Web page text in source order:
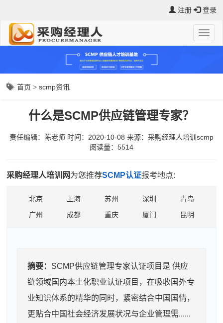
注册 登录
首页 >scmp资讯
什么是SCMP供应链管理专家？
责任编辑：陈老师 时间：2020-10-08 来源： 采购经理人培训scmp
阅读量：5514
采购经理人培训网为您推荐SCMP认证报考地点:
北京 上海 苏州 深圳
青岛
广州
成都 重庆 厦门 昆明
摘要： SCMP供应链管理专家认证项目是 供应
链领域国内本土化职业认证项目，在吸收国外专
业知识体系的精华的同时，紧密结合中国国情，
更贴合中国社会经济发展状况与企业管理需......